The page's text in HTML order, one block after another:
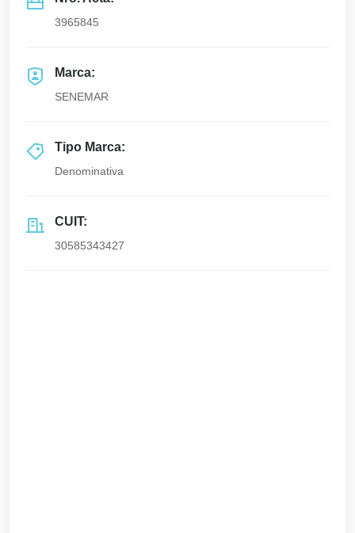
3965845
Marca:
SENEMAR
Tipo Marca:
Denominativa
CUIT:
30585343427